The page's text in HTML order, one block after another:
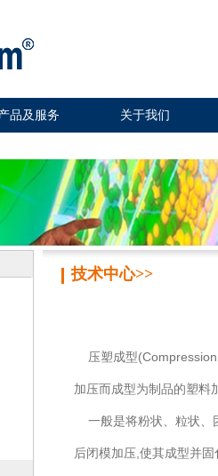
品及服务 关于我们
技术中心>>
压塑成型(Compression
加压而成型为制品的塑料
一般是将粉状、粒状、
后闭模加压,使其成型并